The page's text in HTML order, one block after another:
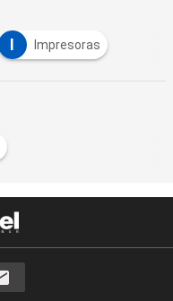
Impresoras